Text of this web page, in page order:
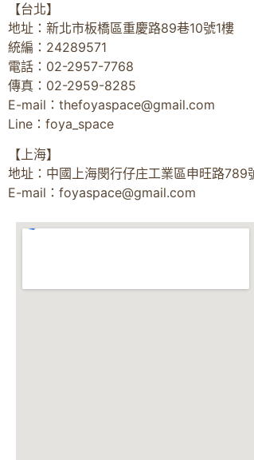
【台北】
地址：新北市板橋區重慶路89巷10號1樓
統編：24289571
電話：02-2957-7768
傳真：02-2959-8285
E-mail： thefoyaspace@gmail.com
Line：foya_space
【上海】
地址：中國上海閔行仔庄工業區申旺路789
E-mail： foyaspace@gmail.com